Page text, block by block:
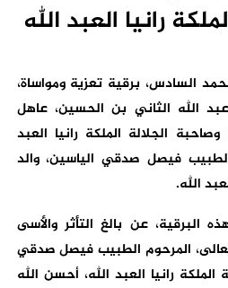
رانيا العبد الله
السادس، برقية تعزية ومواساة،
الله الثاني بن الحسين، عاهل
وصاحبة الجلالة الملكة رانيا العبد
فيصل صدقي الياسين، والد
الله.
البرقية، عن بالغ التأثر والأسى
المرحوم الطبيب فيصل صدقي
الملكة رانيا العبد الله، أحسن الله